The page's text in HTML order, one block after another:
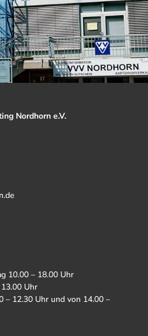
Nordhorn e.V.
10.00 – 18.00 Uhr
Uhr
– 12.30 Uhr und von 14.00 –